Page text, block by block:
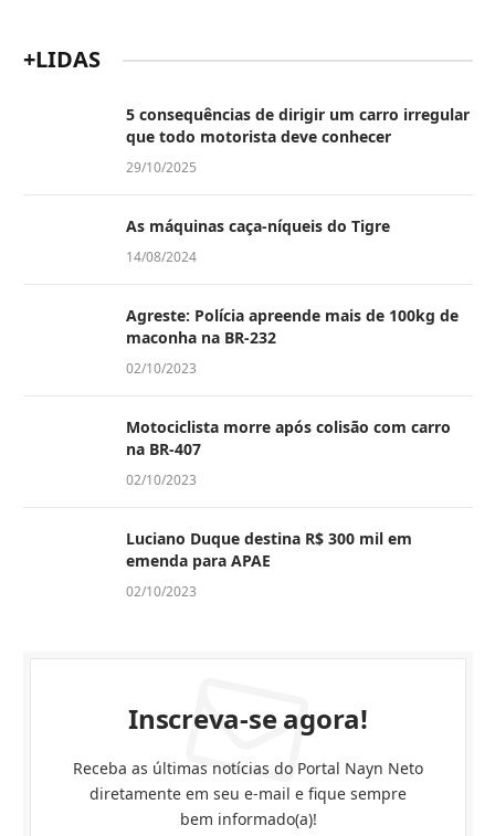
+LIDAS
5 consequências de dirigir um carro irregular
que todo motorista deve conhecer
29/10/2025
As máquinas caça-níqueis do Tigre
14/08/2024
Agreste: Polícia apreende mais de 100kg de
maconha na BR-232
02/10/2023
Motociclista morre após colisão com carro
na BR-407
02/10/2023
Luciano Duque destina R$ 300 mil em
emenda para APAE
02/10/2023
Inscreva-se agora!
Receba as últimas notícias do Portal Nayn Neto
diretamente em seu e-mail e fique sempre
bem informado(a)!